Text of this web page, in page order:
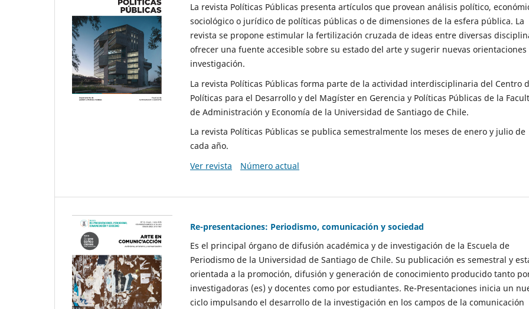
La revista Políticas Públicas presenta artículos que provean análisis político,
sociológico o jurídico de políticas públicas o de dimensiones de la esfera pública. La
revista se propone estimular la fertilización cruzada de ideas entre diversas
ofrecer una fuente accesible sobre su estado del arte y sugerir nuevas orientaciones
investigación.
La revista Políticas Públicas forma parte de la actividad interdisciplinaria del Centro
Políticas para el Desarrollo y del Magíster en Gerencia y Políticas Públicas de la
de Administración y Economía de la Universidad de Santiago de Chile.
La revista Políticas Públicas se publica semestralmente los meses de enero y julio de
cada año.
Ver revista
Número actual
Re-presentaciones: Periodismo, comunicación y sociedad
Es el principal órgano de difusión académica y de investigación de la Escuela de
Periodismo de la Universidad de Santiago de Chile. Su publicación es semestral y
orientada a la promoción, difusión y generación de conocimiento producido tanto
investigadoras (es) y docentes como por estudiantes. Re-Presentaciones inicia un
ciclo impulsando el desarrollo de la investigación en los campos de la comunicación